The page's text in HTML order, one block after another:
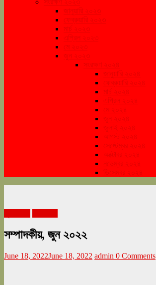
সংরক্ষণ ২০২৩
জানুয়ারি ২০২৩
ফেব্রুয়ারি ২০২৩
মার্চ ২০২৩
এপ্রিল ২০২৩
মে ২০২৩
জুন ২০২৩
সংরক্ষণ ২০২৪
জানুয়ারি ২০২৪
ফেব্রুয়ারি ২০২৪
মার্চ ২০২৪
এপ্রিল ২০২৪
মে ২০২৪
জুন ২০২৪
জুলাই ২০২৪
আগস্ট ২০২৪
সেপ্টেম্বর ২০২৪
অক্টোবর ২০২৪
নভেম্বর ২০২৪
ডিসেম্বর ২০২৪
সম্পাদকীয়, জুন ২০২২
June 18, 2022June 18, 2022 admin 0 Comments